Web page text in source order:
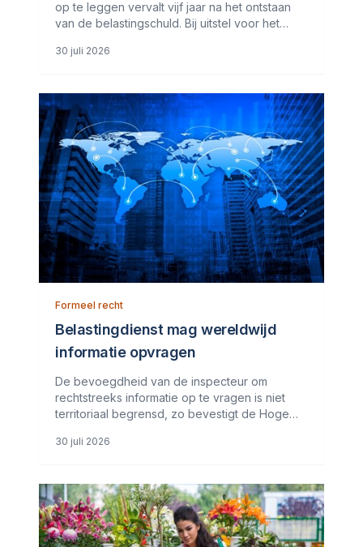
op te leggen vervalt vijf jaar na het ontstaan
van de belastingschuld. Bij uitstel voor het
verlengd met het verleende uitstel. De
30 juli 2026
Formeel recht
Belastingdienst mag wereldwijd
informatie opvragen
De bevoegdheid van de inspecteur om
rechtstreeks informatie op te vragen is niet
territoriaal begrensd, zo bevestigt de Hoge
Exchange Agreement (TIEA) met Jersey niet
30 juli 2026